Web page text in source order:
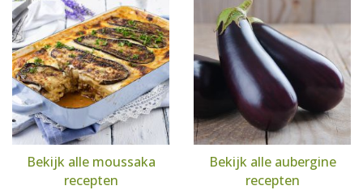
Bekijk alle moussaka
recepten
Bekijk alle aubergine
recepten